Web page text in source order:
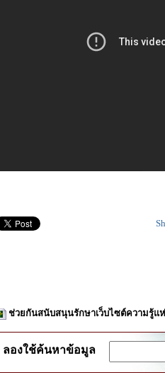
ช่วยกันสนับสนุนรักษาเว็บไซต์ความรู้แ
ลองใช้ค้นหาข้อมูล